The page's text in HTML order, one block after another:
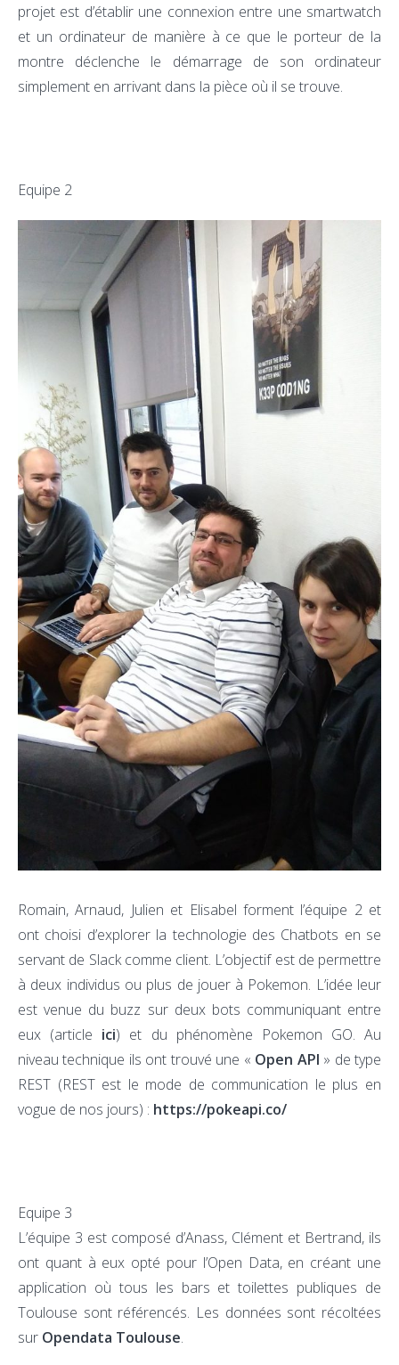
projet est d’établir une connexion entre une smartwatch
et un ordinateur de manière à ce que le porteur de la
montre déclenche le démarrage de son ordinateur
simplement en arrivant dans la pièce où il se trouve.
Equipe 2
Romain, Arnaud, Julien et Elisabel forment l’équipe 2 et
ont choisi d’explorer la technologie des Chatbots en se
servant de Slack comme client. L’objectif est de permettre
à deux individus ou plus de jouer à Pokemon. L’idée leur
est venue du buzz sur deux bots communiquant entre
eux (article ici) et du phénomène Pokemon GO. Au
niveau technique ils ont trouvé une « Open API » de type
REST (REST est le mode de communication le plus en
vogue de nos jours) : https://pokeapi.co/
Equipe 3
L’équipe 3 est composé d’Anass, Clément et Bertrand, ils
ont quant à eux opté pour l’Open Data, en créant une
application où tous les bars et toilettes publiques de
Toulouse sont référencés. Les données sont récoltées
sur Opendata Toulouse.